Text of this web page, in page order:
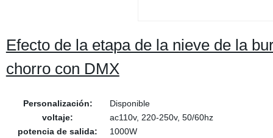
Efecto de la etapa de la nieve de la
chorro con DMX
Personalización:
Disponible
voltaje:
ac110v, 220-250v, 50/60hz
potencia de salida:
1000W